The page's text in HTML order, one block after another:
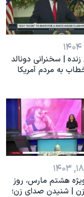
| سخنرانی دونالد
به مردم آمریکا
هشتم مارس، روز
| شنیدن صدای زن؛